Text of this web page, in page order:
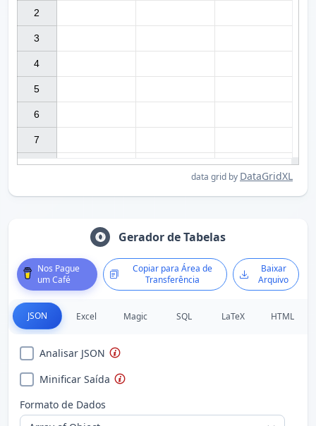
2
3
4
5
6
7
data grid by DataGridXL
Gerador de Tabelas
Nos Pague
um Café
Copiar para Área de
Transferência
Baixar
Arquivo
JSON Excel Magic SQL LaTeX HTML
Analisar JSON
Minificar Saída
Formato de Dados